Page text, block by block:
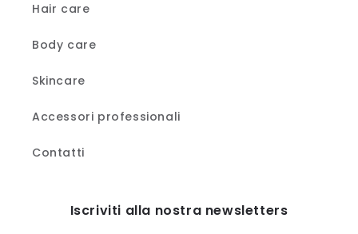
Hair care
Body care
Skincare
Accessori professionali
Contatti
Iscriviti alla nostra newsletters